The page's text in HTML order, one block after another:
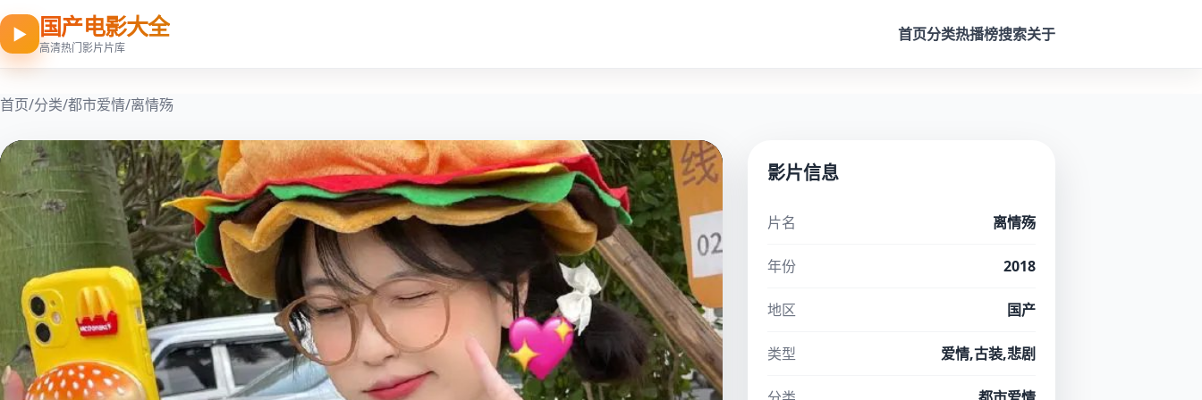
▶ 国产电影大全
高清热门影片片库
首页分类热播榜搜索关于
首页/分类/都市爱情/离情殇
影片信息
片名 离情殇
年份 2018
地区 国产
类型 爱情,古装,悲剧